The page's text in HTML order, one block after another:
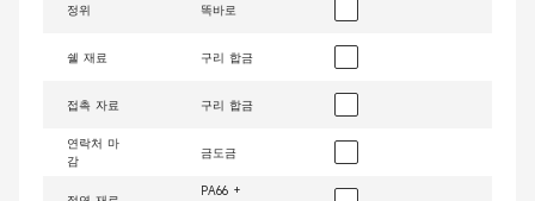
정위 똑바로
쉘 재료 구리 합금
접촉 자료 구리 합금
연락처 마
감
금도금
PA66 +